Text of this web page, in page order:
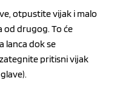
otpustite vijak i malo
od drugog. To će
lanca dok se
pritisni vijak